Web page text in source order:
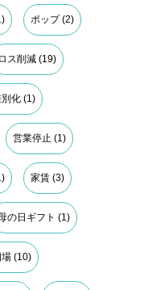
ポップ(2)
ロス削減 (19)
化 (1)
営業停止 (1)
家賃 (3)
の日ギフト (1)
(10)